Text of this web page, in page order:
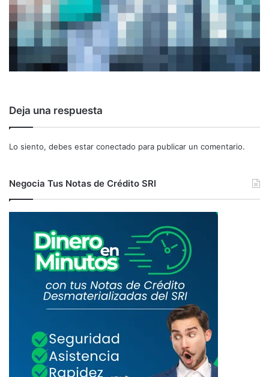
Deja una respuesta
Lo siento, debes estar conectado para publicar un comentario.
Negocia Tus Notas de Crédito SRI